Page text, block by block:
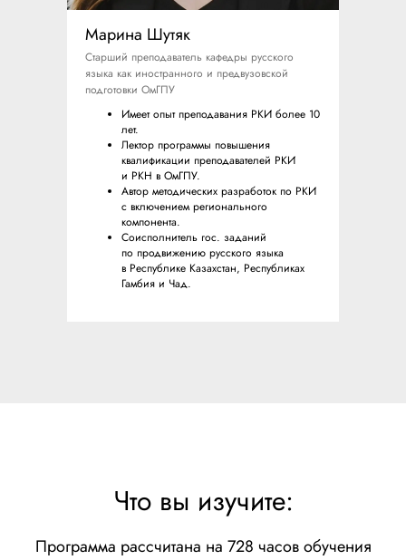
Марина Шутяк
Старший преподаватель кафедры русского
языка как иностранного и предвузовской
подготовки ОмГПУ
Имеет опыт преподавания РКИ более 10
лет.
Лектор программы повышения
квалификации преподавателей РКИ
и РКН в ОмГПУ.
Автор методических разработок по РКИ
с включением регионального
компонента.
Соисполнитель гос. заданий
по продвижению русского языка
в Республике Казахстан, Республиках
Гамбия и Чад.
Что вы изучите:
Программа рассчитана на 728 часов обучения